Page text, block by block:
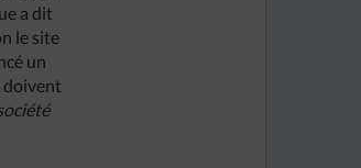
a dit
le site
un
doivent